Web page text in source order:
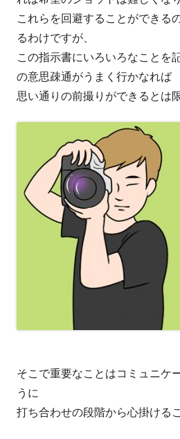
これらを回避することができる
るわけですが、
この指示書にいろいろなことを
の意思疎通がうまく行かなれば
思い通りの前撮りができるとは
そこで重要なことはコミュニケ
うに
打ち合わせの段階から心掛ける